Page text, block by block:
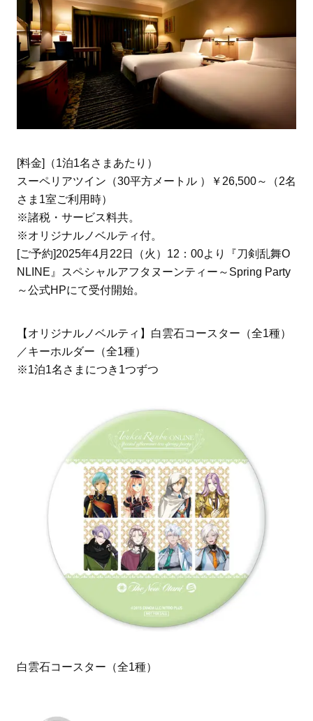
[料金]（1泊1名さまあたり）
スーペリアツイン（30平方メートル ）￥26,500～（2名
さま1室ご利用時）
※諸税・サービス料共。
※オリジナルノベルティ付。
[ご予約]2025年4月22日（火）12：00より『刀剣乱舞O
NLINE』スペシャルアフタヌーンティー～Spring Party
～公式HPにて受付開始。
【オリジナルノベルティ】白雲石コースター（全1種）
／キーホルダー（全1種）
※1泊1名さまにつき1つずつ
白雲石コースター（全1種）